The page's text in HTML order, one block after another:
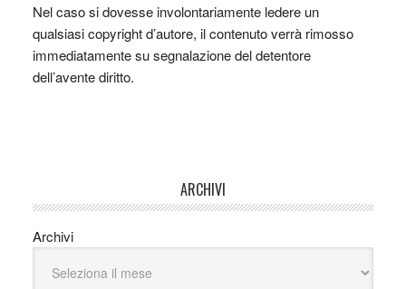
Nel caso si dovesse involontariamente ledere un
qualsiasi copyright d’autore, il contenuto verrà rimosso
immediatamente su segnalazione del detentore
dell’avente diritto.
ARCHIVI
Archivi